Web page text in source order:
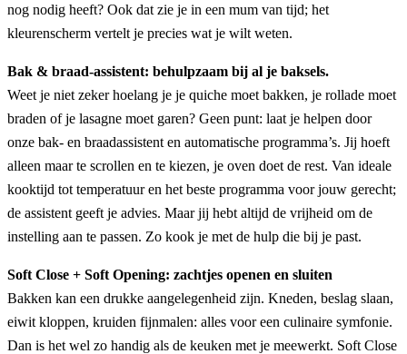
nog nodig heeft? Ook dat zie je in een mum van tijd; het
kleurenscherm vertelt je precies wat je wilt weten.
Bak & braad-assistent: behulpzaam bij al je baksels.
Weet je niet zeker hoelang je je quiche moet bakken, je rollade moet
braden of je lasagne moet garen? Geen punt: laat je helpen door
onze bak- en braadassistent en automatische programma’s. Jij hoeft
alleen maar te scrollen en te kiezen, je oven doet de rest. Van ideale
kooktijd tot temperatuur en het beste programma voor jouw gerecht;
de assistent geeft je advies. Maar jij hebt altijd de vrijheid om de
instelling aan te passen. Zo kook je met de hulp die bij je past.
Soft Close + Soft Opening: zachtjes openen en sluiten
Bakken kan een drukke aangelegenheid zijn. Kneden, beslag slaan,
eiwit kloppen, kruiden fijnmalen: alles voor een culinaire symfonie.
Dan is het wel zo handig als de keuken met je meewerkt. Soft Close